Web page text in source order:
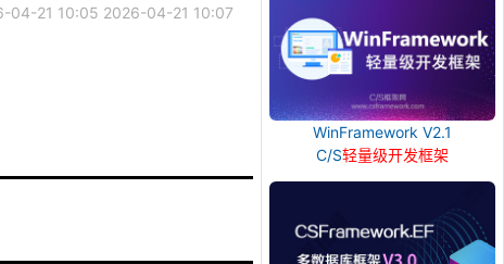
04-21 10:05 2026-04-21 10:07
WinFramework V2.1
C/S轻量级开发框架